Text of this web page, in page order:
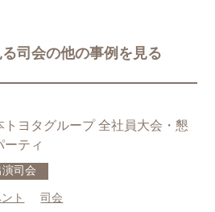
し
に関して適用される日本の法令、そ
に、本ポリシーの内容を適宜見直
。
するお問い合せは下記までご連絡く
司会の他の事例を見る
トヨタグループ 全社員大会・懇
ーティ
演司会
ト 司会